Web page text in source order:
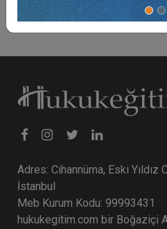
Adres: Cihannüma, Eski Yıldız
İstanbul
Meb Kurum Kodu: 99993431
hukukegitim.com bir Boğaziçi